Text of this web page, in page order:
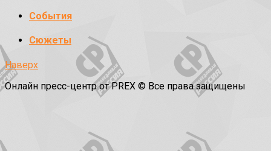
События
Сюжеты
Наверх
Онлайн пресс-центр от PREX © Все права защищены